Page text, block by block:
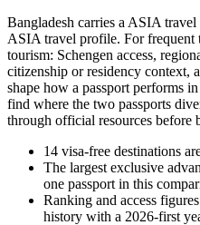
Bangladesh carries a ASIA
ASIA travel profile. For frequent
tourism: Schengen access,
citizenship or residency context,
shape how a passport performs
find where the two passports
through official resources
14 visa-free destinations
The largest exclusive
one passport in this
Ranking and access
history with a 2026-first